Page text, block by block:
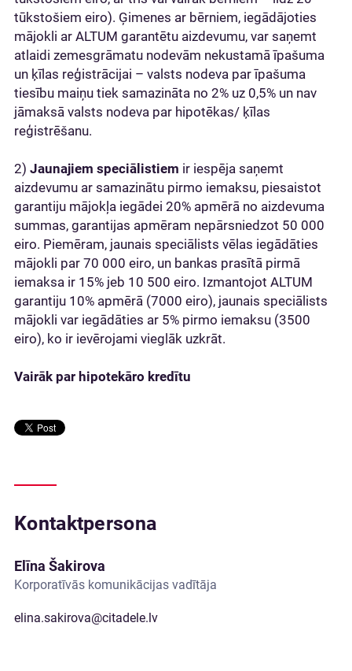
tūkstošiem eiro). Ģimenes ar bērniem, iegādājoties
mājokli ar ALTUM garantētu aizdevumu, var saņemt
atlaidi zemesgrāmatu nodevām nekustamā īpašuma
un ķīlas reģistrācijai – valsts nodeva par īpašuma
tiesību maiņu tiek samazināta no 2% uz 0,5% un nav
jāmaksā valsts nodeva par hipotēkas/ ķīlas
reģistrēšanu.
2) Jaunajiem speciālistiem ir iespēja saņemt
aizdevumu ar samazinātu pirmo iemaksu, piesaistot
garantiju mājokļa iegādei 20% apmērā no aizdevuma
summas, garantijas apmēram nepārsniedzot 50 000
eiro. Piemēram, jaunais speciālists vēlas iegādāties
mājokli par 70 000 eiro, un bankas prasītā pirmā
iemaksa ir 15% jeb 10 500 eiro. Izmantojot ALTUM
garantiju 10% apmērā (7000 eiro), jaunais speciālists
mājokli var iegādāties ar 5% pirmo iemaksu (3500
eiro), ko ir ievērojami vieglāk uzkrāt.
Vairāk par hipotekāro kredītu
Kontaktpersona
Elīna Šakirova
Korporatīvās komunikācijas vadītāja
elina.sakirova@citadele.lv